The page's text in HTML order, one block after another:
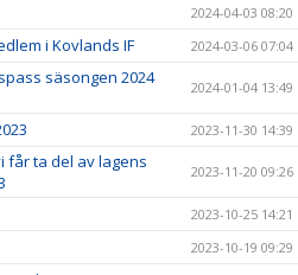
2024-04-03 08:20
i Kovlands IF 2024-03-06 07:04
säsongen 2024
2024-01-04 13:49
2023-11-30 14:39
får ta del av lagens
2023-11-20 09:26
2023-10-25 14:21
2023-10-19 09:29